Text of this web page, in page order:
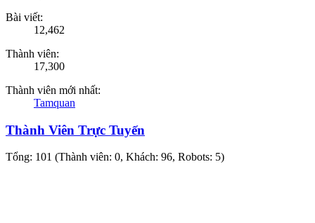
Bài viết:
12,462
Thành viên:
17,300
Thành viên mới nhất:
Tamquan
Thành Viên Trực Tuyến
Tổng: 101 (Thành viên: 0, Khách: 96, Robots: 5)